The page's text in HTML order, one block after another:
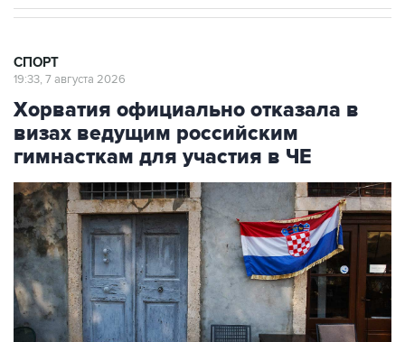
СПОРТ
19:33, 7 августа 2026
Хорватия официально отказала в
визах ведущим российским
гимнасткам для участия в ЧЕ